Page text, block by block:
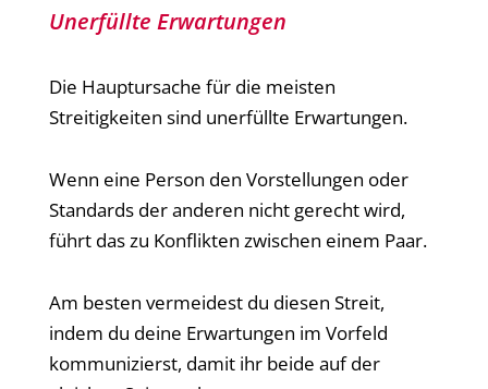
Unerfüllte Erwartungen
Die Hauptursache für die meisten
Streitigkeiten sind unerfüllte Erwartungen.
Wenn eine Person den Vorstellungen oder
Standards der anderen nicht gerecht wird,
führt das zu Konflikten zwischen einem Paar.
Am besten vermeidest du diesen Streit,
indem du deine Erwartungen im Vorfeld
kommunizierst, damit ihr beide auf der